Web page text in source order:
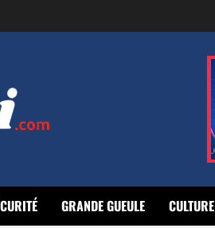
GRANDE GUEULE CULTURE